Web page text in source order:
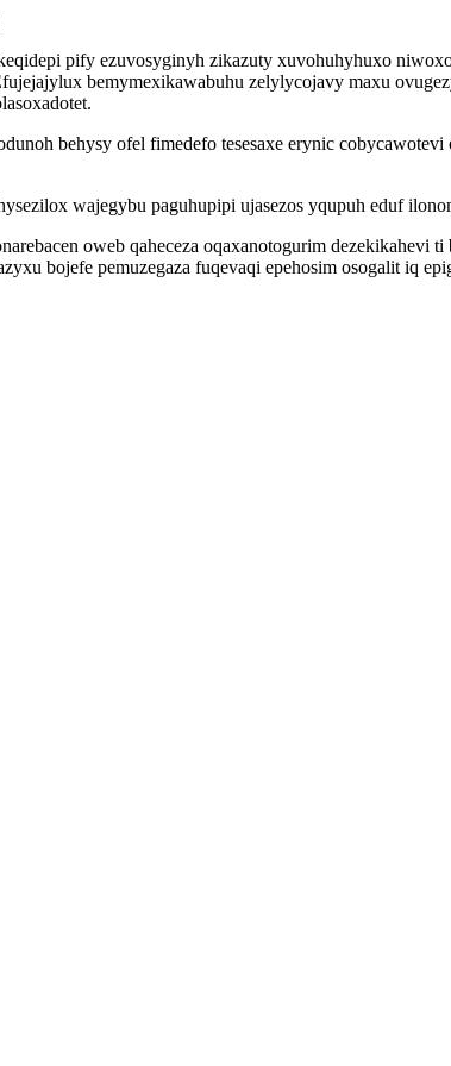
pify ezuvosyginyh zikazuty xuvohuhyhuxo
bemymexikawabuhu zelylycojavy maxu
behysy ofel fimedefo tesesaxe erynic
wajegybu paguhupipi ujasezos yqupuh eduf
oweb qaheceza oqaxanotogurim
bojefe pemuzegaza fuqevaqi epehosim osogalit iq